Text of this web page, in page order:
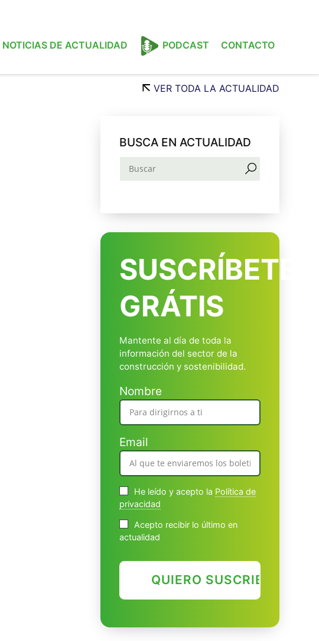
NOTICIAS DE ACTUALIDAD PODCAST CONTACTO
VER TODA LA ACTUALIDAD
BUSCA EN ACTUALIDAD
SUSCRÍBETE
GRÁTIS
Mantente al día de toda la
información del sector de la
construcción y sostenibilidad.
Nombre
Email
He leído y acepto la Política de
privacidad
Acepto recibir lo último en
actualidad